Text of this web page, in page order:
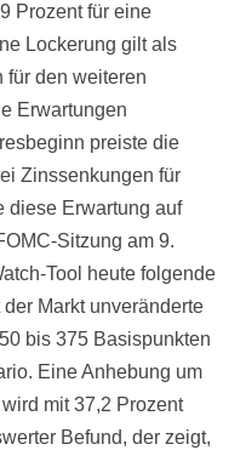
Prozent für eine
Lockerung gilt als
für den weiteren
Erwartungen
preiste die
Zinssenkungen für
diese Erwartung auf
Sitzung am 9.
Tool heute folgende
Markt unveränderte
bis 375 Basispunkten
Eine Anhebung um
mit 37,2 Prozent
Befund, der zeigt,